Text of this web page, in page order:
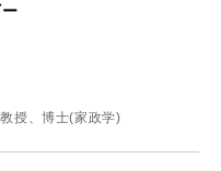
授、博士(家政学)